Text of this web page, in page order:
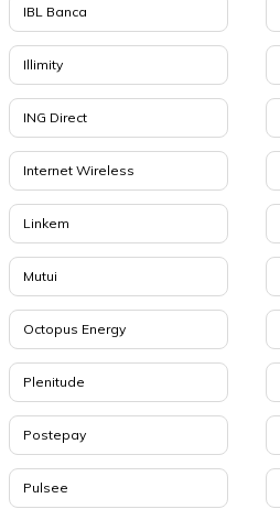
IBL Banca
Illimity
ING Direct
Internet Wireless
Linkem
Mutui
Octopus Energy
Plenitude
Postepay
Pulsee